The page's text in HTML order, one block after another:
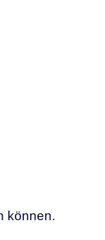
können.